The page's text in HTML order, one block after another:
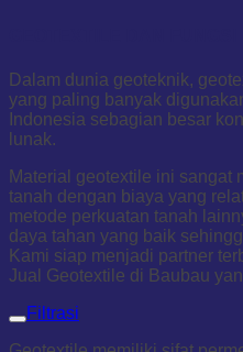
Dalam dunia geoteknik,
yang paling banyak
Indonesia sebagian besar
lunak.
Material geotextile ini sangat
tanah dengan biaya yang
metode perkuatan tanah
daya tahan yang baik
Kami siap menjadi partner
Jual Geotextile di Baubau
Filtrasi